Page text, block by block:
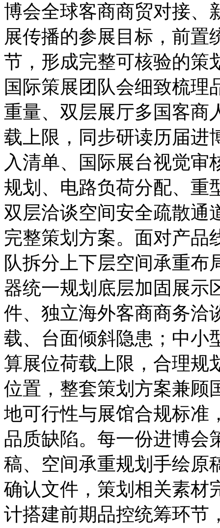
博会全球客商商贸对接、
展传播的参展目标，前置
节，形成完整可核验的策
国际策展团队会细致梳理
重量、双层展厅多国客商
载上限，同步研读历届进
入清单、国际展台视觉审
规划、电路负荷分配、重
双层洽谈空间安全疏散通
完整策划方案。面对产品
队拆分上下层空间承重布
器统一规划底层加固展示
件、独立海外客商商务洽
载、台面倾斜隐患；中小
算展位荷载上限，合理规
位置，整套策划方案兼顾
地可行性与展馆合规标准
品质缺陷。每一份进博会
稿、空间承重规划手绘原
确认文件，策划相关素材
计搭建前期品控统筹环节